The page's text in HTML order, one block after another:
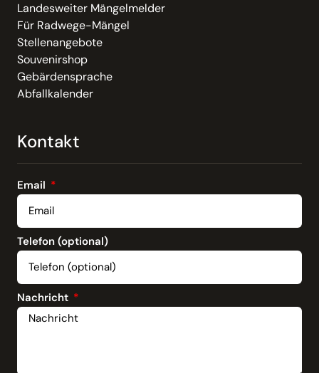
Landesweiter Mängelmelder
Für Radwege-Mängel
Stellenangebote
Souvenirshop
Gebärdensprache
Abfallkalender
Kontakt
Email
Telefon (optional)
Nachricht